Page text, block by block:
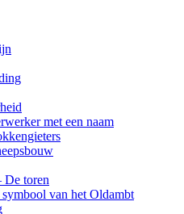
met een naam
De toren
van het Oldambt